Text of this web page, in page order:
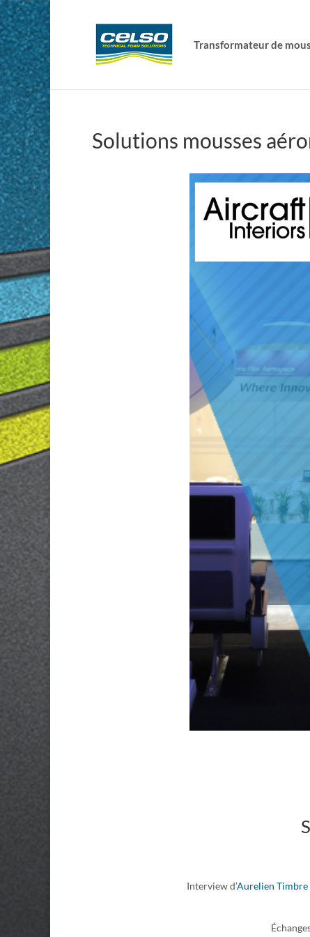
Transformateur de
Solutions mousses
Interview d’Aurelien Timbre